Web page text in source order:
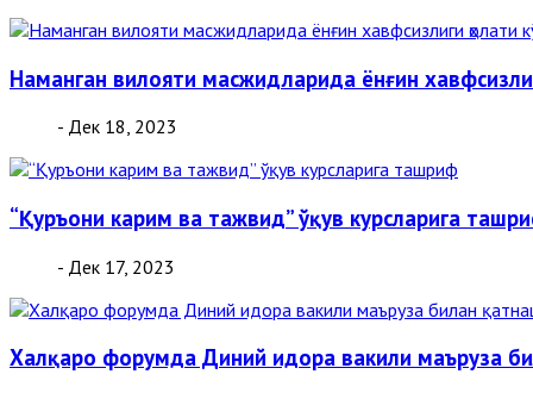
Наманган вилояти масжидларида ёнғин
- Дек 18, 2023
“Қуръони карим ва тажвид” ўқув курсларига
- Дек 17, 2023
Халқаро форумда Диний идора вакили маъруза